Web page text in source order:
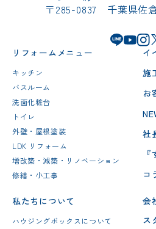
〒285-0837 千葉県佐
リフォームメニュー
キッチン
バスルーム
洗面化粧台
トイレ
外壁・屋根塗装
LDK リフォーム
増改築・減築・リノベーション
修繕・小工事
イ
施
お
社
コ
私たちについて
ハウジングボックスについて
会
ス